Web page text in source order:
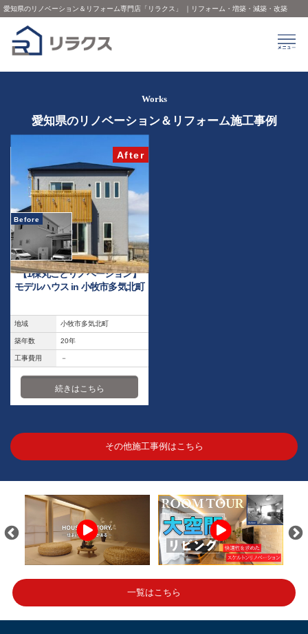
愛知県のリノベーション＆リフォーム専門店「リラクス」 ｜リフォーム・増築・減築・改築
Works
愛知県のリノベーション＆リフォーム施工事例
【1棟丸ごとリノベーション】
モデルハウス in 小牧市多気北町
地域 小牧市多気北町
築年数 20年
工事費用 －
続きはこちら
その他施工事例はこちら
一覧はこちら